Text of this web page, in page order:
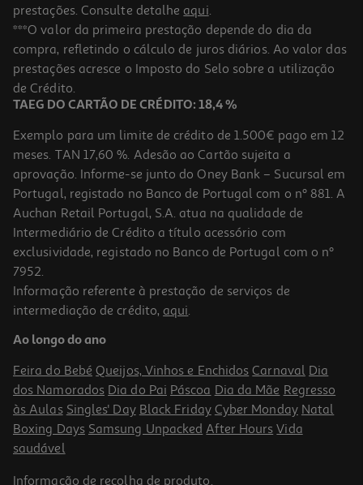
Livro Dieta Sem Dieta Ana S.guerreiro
Indisponível online
-10%
Ikigai - Viva Bem Até Aos Cem
12.96 €/un
PVP de editor
12,96 €
prestações. Consulte detalhe aqui.
***O valor da primeira prestação depende do dia da
compra, refletindo o cálculo de juros diários. Ao valor das
prestações acresce o Imposto do Selo sobre a utilização
de Crédito.
TAEG DO CARTÃO DE CRÉDITO: 18,4 %
Exemplo para um limite de crédito de 1.500€ pago em 12
meses. TAN 17,60 %. Adesão ao Cartão sujeita a
aprovação. Informe-se junto do Oney Bank – Sucursal em
Portugal, registado no Banco de Portugal com o nº 881. A
Auchan Retail Portugal, S.A. atua na qualidade de
Intermediário de Crédito a título acessório com
exclusividade, registado no Banco de Portugal com o nº
7952.
Informação referente à prestação de serviços de
intermediação de crédito, aqui.
Ao longo do ano
Feira do Bebé Queijos, Vinhos e Enchidos Carnaval Dia
dos Namorados Dia do Pai Páscoa Dia da Mãe Regresso
às Aulas Singles' Day Black Friday Cyber Monday Natal
Boxing Days Samsung Unpacked After Hours Vida
saudável
Informação de recolha de produto.